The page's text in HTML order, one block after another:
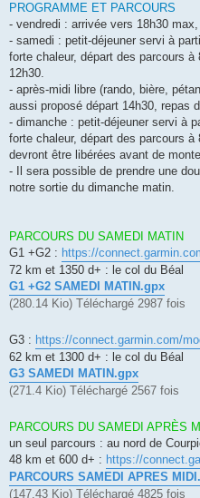
PROGRAMME ET PARCOURS
- vendredi : arrivée vers 18h30
- samedi : petit-déjeuner servi à
forte chaleur, départ des parcours
12h30.
- après-midi libre (rando, bière,
aussi proposé départ 14h30, repas
- dimanche : petit-déjeuner servi à
forte chaleur, départ des parcours
devront être libérées avant de
- Il sera possible de prendre une
notre sortie du dimanche matin.
PARCOURS DU SAMEDI MATIN
G1 +G2 : https://
72 km et 1350 d+ : le col du Béal
G1 +G2 SAMEDI MATIN.gpx
(280.14 Kio) Téléchargé 2987 fois
G3 : https://connect.garmin.com/
62 km et 1300 d+ : le col du Béal
G3 SAMEDI MATIN.gpx
(271.4 Kio) Téléchargé 2567 fois
PARCOURS DU SAMEDI APRÈS
un seul parcours : au nord de
48 km et 600 d+ : https://
PARCOURS SAMEDI APRES
(147.43 Kio) Téléchargé 4825 fois